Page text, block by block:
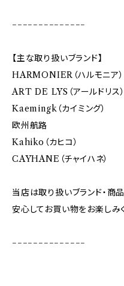
−−−−−−−−−−−−−−
【主な取り扱いブランド】
HARMONIER（ハルモニア）
ART DE LYS（アールドリス
Kaemingk（カイミング）
欧州航路
Kahiko（カヒコ）
CAYHANE（チャイハネ）
当店は取り扱いブランド・商
安心してお買い物をお楽しみ
−−−−−−−−−−−−−−